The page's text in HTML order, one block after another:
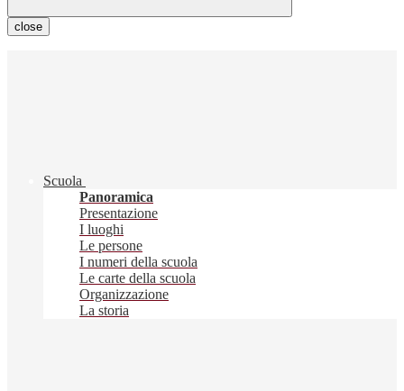
close
Scuola
Panoramica
Presentazione
I luoghi
Le persone
I numeri della scuola
Le carte della scuola
Organizzazione
La storia